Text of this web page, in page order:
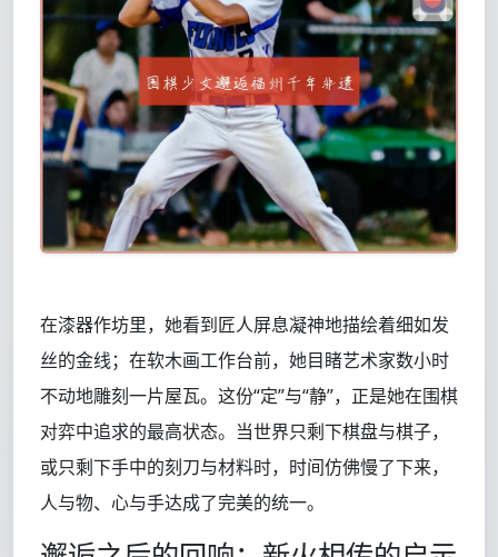
在漆器作坊里，她看到匠人屏息凝神地描绘着细如发
丝的金线；在软木画工作台前，她目睹艺术家数小时
不动地雕刻一片屋瓦。这份“定”与“静”，正是她在围棋
对弈中追求的最高状态。当世界只剩下棋盘与棋子，
或只剩下手中的刻刀与材料时，时间仿佛慢了下来，
人与物、心与手达成了完美的统一。